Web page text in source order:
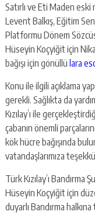
Satırlı ve Eti Maden
Levent Balkış, Eğitim
Platformu Dönem
Hüseyin Koçyiğit için
bağışı için gönüllü lara
Konu ile ilgili açıklama
gerekli. Sağlıkta da
Kızılay’ı ile
çabanın önemli
kök hücre bağışında
vatandaşlarımıza
Türk Kızılay’ı
Hüseyin Koçyiğit için
duyarlı Bandırma